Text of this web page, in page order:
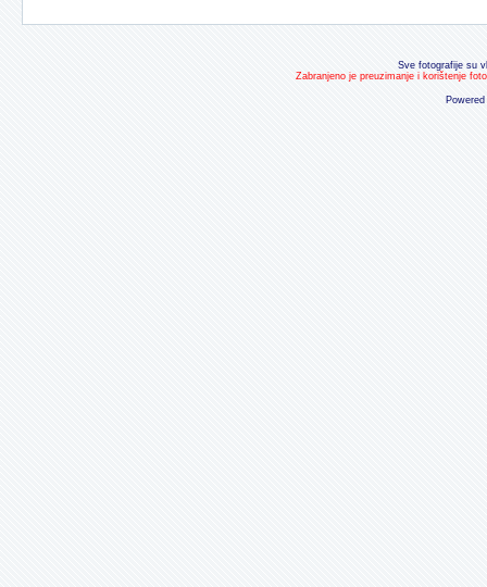
Sve fotografije su
Zabranjeno je preuzimanje i korištenje